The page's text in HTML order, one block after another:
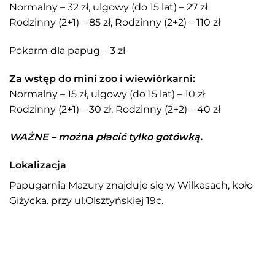
Normalny – 32 zł, ulgowy (do 15 lat) – 27 zł
Rodzinny (2+1) – 85 zł, Rodzinny (2+2) – 110 zł
Pokarm dla papug – 3 zł
Za wstęp do mini zoo i wiewiórkarni:
Normalny – 15 zł, ulgowy (do 15 lat) – 10 zł
Rodzinny (2+1) – 30 zł, Rodzinny (2+2) – 40 zł
WAŻNE – można płacić tylko gotówką.
Lokalizacja
Papugarnia Mazury znajduje się w Wilkasach, koło
Giżycka. przy ul.Olsztyńskiej 19c.